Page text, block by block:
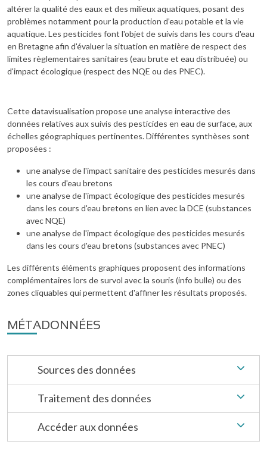
altérer la qualité des eaux et des milieux aquatiques, posant des
problèmes notamment pour la production d’eau potable et la vie
aquatique. Les pesticides font l'objet de suivis dans les cours d'eau
en Bretagne afin d'évaluer la situation en matière de respect des
limites règlementaires sanitaires (eau brute et eau distribuée) ou
d'impact écologique (respect des NQE ou des PNEC).
Cette datavisualisation propose une analyse interactive des
données relatives aux suivis des pesticides en eau de surface, aux
échelles géographiques pertinentes. Différentes synthèses sont
proposées :
une analyse de l'impact sanitaire des pesticides mesurés dans
les cours d'eau bretons
une analyse de l'impact écologique des pesticides mesurés
dans les cours d'eau bretons en lien avec la DCE (substances
avec NQE)
une analyse de l'impact écologique des pesticides mesurés
dans les cours d'eau bretons (substances avec PNEC)
Les différents éléments graphiques proposent des informations
complémentaires lors de survol avec la souris (info bulle) ou des
zones cliquables qui permettent d'affiner les résultats proposés.
MÉTADONNÉES
Sources des données
Traitement des données
Accéder aux données